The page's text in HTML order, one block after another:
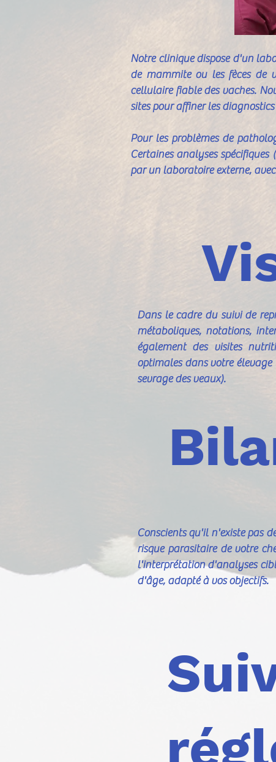
Notre clinique dispose d'un
de mammite ou les fèces de
cellulaire fiable des vaches.
sites pour affiner les
Pour les problèmes de
Certaines analyses spécifiques
par un laboratoire externe,
Dans le cadre du suivi de
métaboliques, notations,
également des visites
optimales dans votre élevage
sevrage des veaux).
Conscients qu'il n'existe pas
risque parasitaire de votre
l'interprétation d'analyses
d'âge, adapté à vos objectifs.